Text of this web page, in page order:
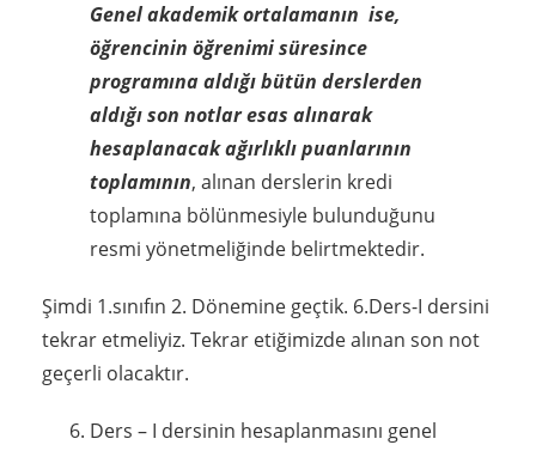
Genel akademik ortalamanın ise,
öğrencinin öğrenimi süresince
programına aldığı bütün derslerden
aldığı son notlar esas alınarak
hesaplanacak ağırlıklı puanlarının
toplamının, alınan derslerin kredi
toplamına bölünmesiyle bulunduğunu
resmi yönetmeliğinde belirtmektedir.
Şimdi 1.sınıfın 2. Dönemine geçtik. 6.Ders-I dersini
tekrar etmeliyiz. Tekrar etiğimizde alınan son not
geçerli olacaktır.
Ders – I dersinin hesaplanmasını genel